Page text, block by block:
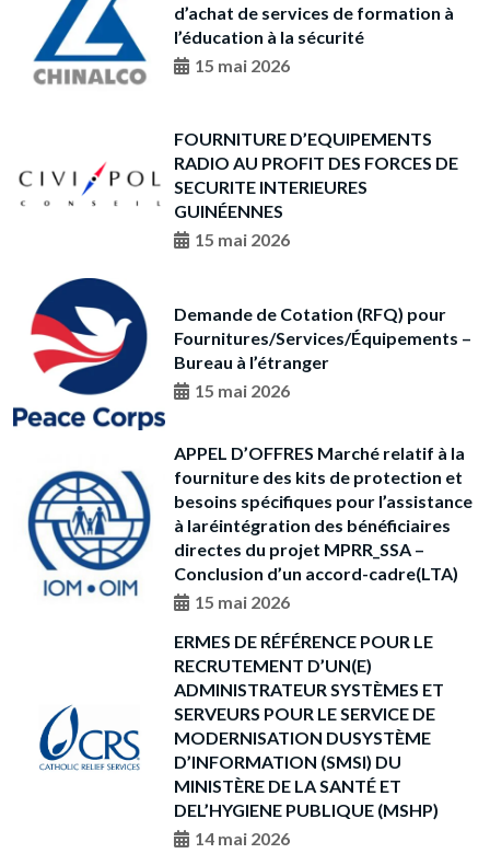
d’achat de services de formation à
l’éducation à la sécurité
15 mai 2026
FOURNITURE D’EQUIPEMENTS
RADIO AU PROFIT DES FORCES DE
SECURITE INTERIEURES
GUINÉENNES
15 mai 2026
Demande de Cotation (RFQ) pour
Fournitures/Services/Équipements –
Bureau à l’étranger
15 mai 2026
APPEL D’OFFRES Marché relatif à la
fourniture des kits de protection et
besoins spécifiques pour l’assistance
à laréintégration des bénéficiaires
directes du projet MPRR_SSA –
Conclusion d’un accord-cadre(LTA)
15 mai 2026
ERMES DE RÉFÉRENCE POUR LE
RECRUTEMENT D’UN(E)
ADMINISTRATEUR SYSTÈMES ET
SERVEURS POUR LE SERVICE DE
MODERNISATION DUSYSTÈME
D’INFORMATION (SMSI) DU
MINISTÈRE DE LA SANTÉ ET
DEL’HYGIENE PUBLIQUE (MSHP)
14 mai 2026